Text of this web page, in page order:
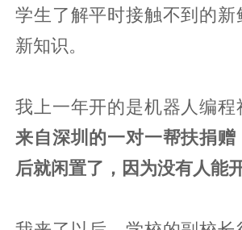
学生了解平时接触不到的新
新知识。
我上一年开的是机器人编程
来自深圳的一对一帮扶捐赠
后就闲置了，因为没有人能